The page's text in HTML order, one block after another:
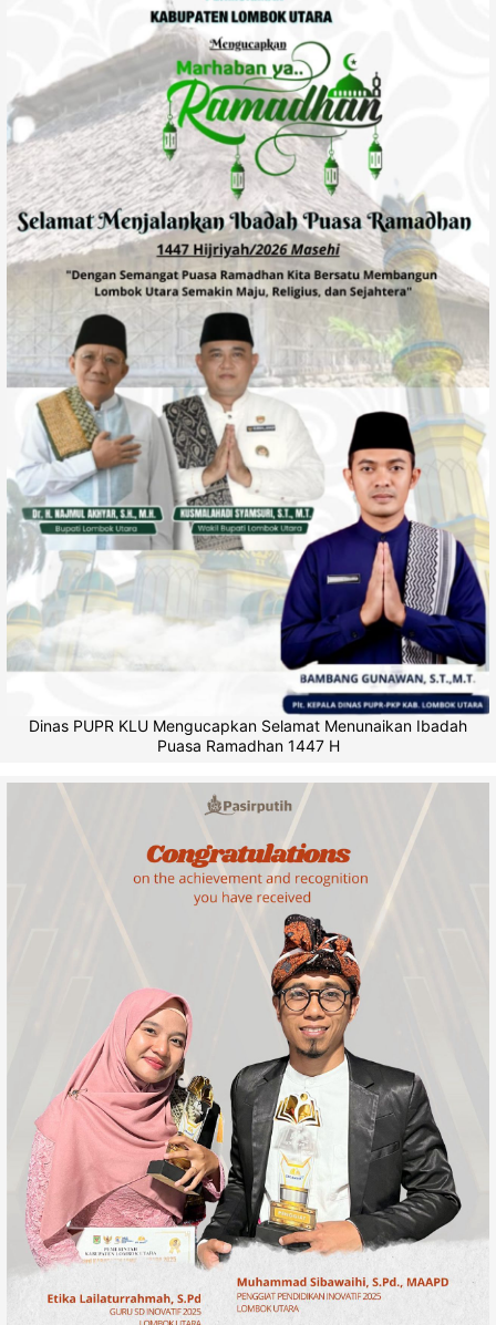
Dinas PUPR KLU Mengucapkan Selamat Menunaikan Ibadah
Puasa Ramadhan 1447 H